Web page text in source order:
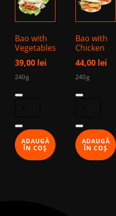
Bao with
Vegetables
39,00 lei
240g
Cantitate
Vegetables
ADAUGĂ
ÎN COȘ
Bao with
Chicken
44,00 lei
240g
Cantitate
Chicken
ADAUGĂ
ÎN COȘ